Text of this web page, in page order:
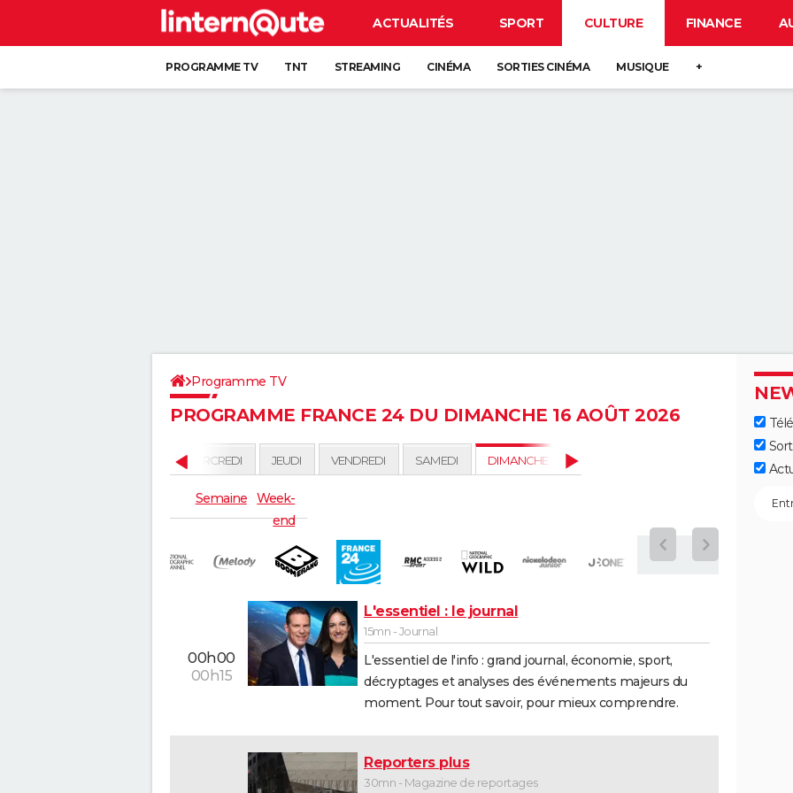
ACTUALITÉS SPORT CULTURE FINANCE
PROGRAMME TV TNT STREAMING CINÉMA SORTIES CINÉMA MUSIQUE +
Programme TV
PROGRAMME FRANCE 24 DU DIMANCHE 16 AOÛT 2026
MERCREDI JEUDI VENDREDI SAMEDI DIMANCHE LUNDI MERCREDI 19
Semaine
Week-
end
00h00
00h15
L'essentiel : le journal
15mn - Journal
L'essentiel de l'info : grand journal, économie, sport,
décryptages et analyses des événements majeurs du
moment. Pour tout savoir, pour mieux comprendre.
Reporters plus
30mn - Magazine de reportages